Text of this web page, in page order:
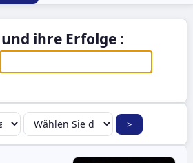
ihre Erfolge :